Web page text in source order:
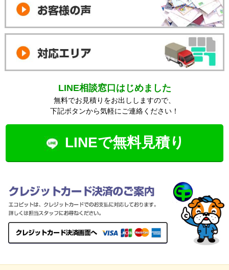
LINE相談窓口はじめました
無料でお見積りをお出ししますので、
下記ボタンから気軽にご連絡ください！
LINEで無料見積り